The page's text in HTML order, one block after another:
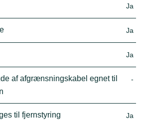
Ja
Ja
Ja
af afgrænsningskabel egnet til
-
til fjernstyring Ja